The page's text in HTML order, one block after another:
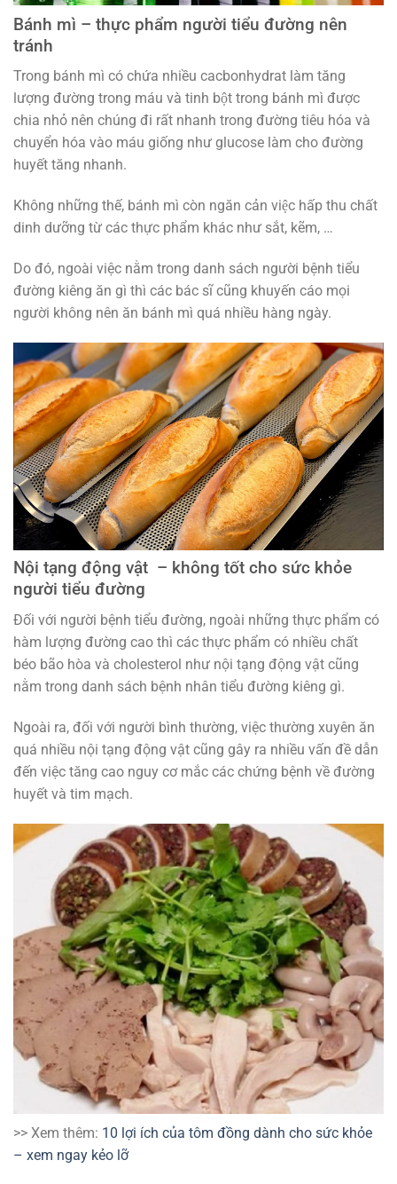
Bánh mì – thực phẩm người tiểu đường nên
tránh
Trong bánh mì có chứa nhiều cacbonhydrat làm tăng
lượng đường trong máu và tinh bột trong bánh mì được
chia nhỏ nên chúng đi rất nhanh trong đường tiêu hóa và
chuyển hóa vào máu giống như glucose làm cho đường
huyết tăng nhanh.
Không những thế, bánh mì còn ngăn cản việc hấp thu chất
dinh dưỡng từ các thực phẩm khác như sắt, kẽm, …
Do đó, ngoài việc nằm trong danh sách người bệnh tiểu
đường kiêng ăn gì thì các bác sĩ cũng khuyến cáo mọi
người không nên ăn bánh mì quá nhiều hàng ngày.
Nội tạng động vật – không tốt cho sức khỏe
người tiểu đường
Đối với người bệnh tiểu đường, ngoài những thực phẩm có
hàm lượng đường cao thì các thực phẩm có nhiều chất
béo bão hòa và cholesterol như nội tạng động vật cũng
nằm trong danh sách bệnh nhân tiểu đường kiêng gì.
Ngoài ra, đối với người bình thường, việc thường xuyên ăn
quá nhiều nội tạng động vật cũng gây ra nhiều vấn đề dẫn
đến việc tăng cao nguy cơ mắc các chứng bệnh về đường
huyết và tim mạch.
>> Xem thêm: 10 lợi ích của tôm đồng dành cho sức khỏe
– xem ngay kẻo lỡ